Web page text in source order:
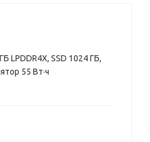
LPDDR4X, SSD 1024 ГБ,
55 Вт·ч